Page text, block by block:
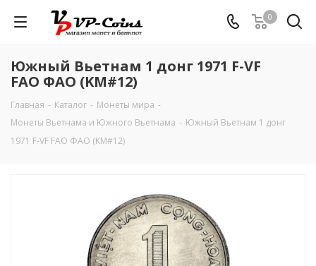
0
Южный Вьетнам 1 донг 1971 F-VF
FAO ФАО (KM#12)
Главная - Каталог - Монеты мира -
Монеты Вьетнама и Южного Вьетнама - Южный Вьетнам 1 донг
1971 F-VF FAO ФАО (KM#12)